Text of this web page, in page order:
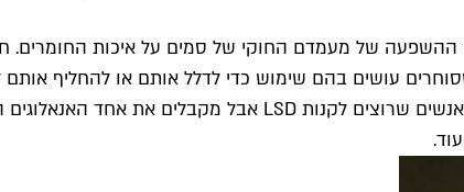
של מעמדם החוקי של סמים על איכות החומרים.
עושים בהם שימוש כדי לדלל אותם או להחליף אותם